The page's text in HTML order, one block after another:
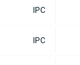
IPC
IPC